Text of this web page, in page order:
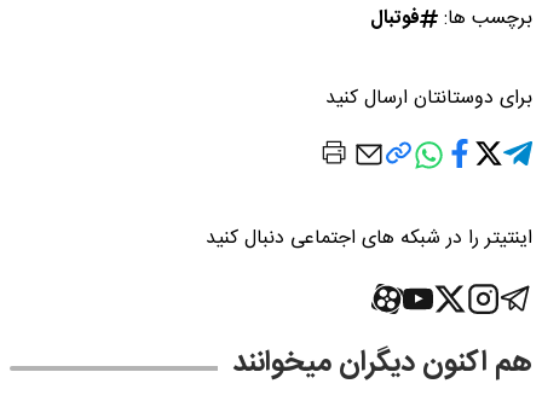
برچسب ها: فوتبال
برای دوستانتان ارسال کنید
اینتیتر را در شبکه های اجتماعی دنبال کنید
هم اکنون دیگران میخوانند